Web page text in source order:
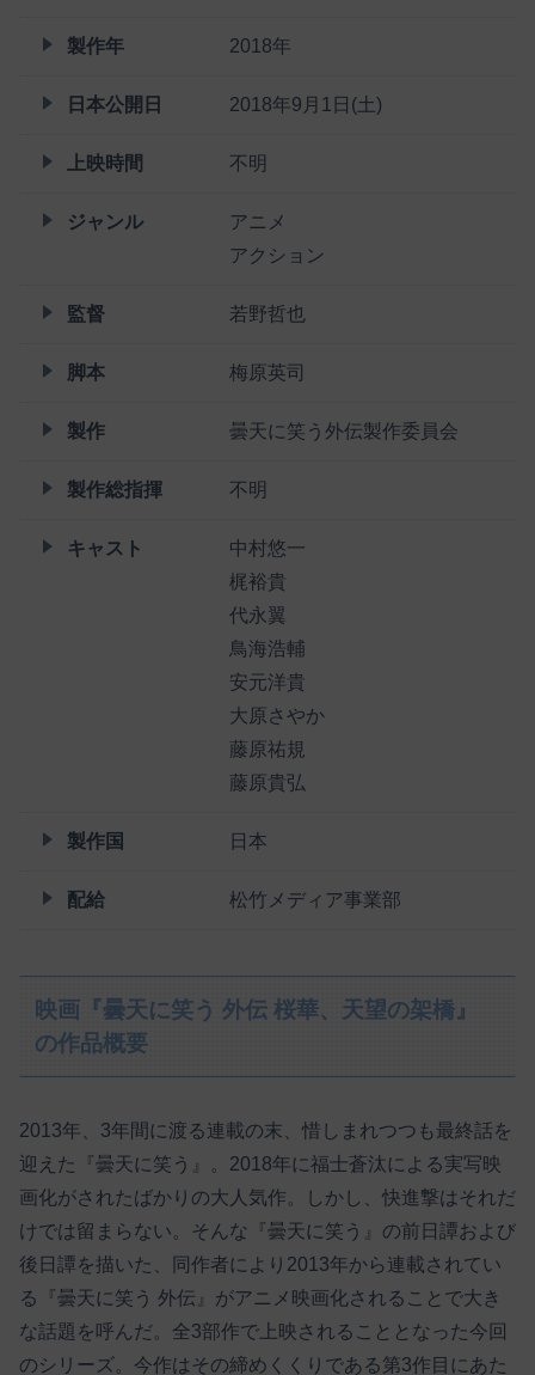
製作年 2018年
日本公開日 2018年9月1日(土)
上映時間 不明
ジャンル
アニメ
アクション
監督 若野哲也
脚本 梅原英司
製作 曇天に笑う外伝製作委員会
製作総指揮 不明
キャスト
中村悠一
梶裕貴
代永翼
鳥海浩輔
安元洋貴
大原さやか
藤原祐規
藤原貴弘
製作国 日本
配給 松竹メディア事業部
映画『曇天に笑う 外伝 桜華、天望の架橋』
の作品概要
2013年、3年間に渡る連載の末、惜しまれつつも最終話を
迎えた『曇天に笑う』。2018年に福士蒼汰による実写映
画化がされたばかりの大人気作。しかし、快進撃はそれだ
けでは留まらない。そんな『曇天に笑う』の前日譚および
後日譚を描いた、同作者により2013年から連載されてい
る『曇天に笑う 外伝』がアニメ映画化されることで大き
な話題を呼んだ。全3部作で上映されることとなった今回
のシリーズ。今作はその締めくくりである第3作目にあた